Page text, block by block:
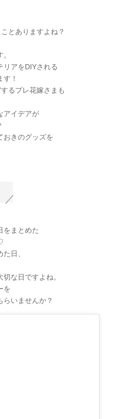
とありますよね？
リアをDIYされる
！
るプレ花嫁さまも
アイデアが
おきのグッズを
をまとめた
日、
な日ですよね。
を
らいませんか？